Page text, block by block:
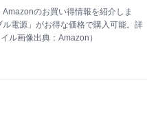
のお買い得情報を紹介しま
電源」がお得な価格で購入可能。詳
ル画像出典：Amazon）